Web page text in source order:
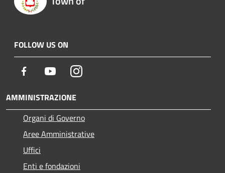
FOLLOW US ON
Facebook YoutubeInstagram
AMMINISTRAZIONE
Organi di Governo
Aree Amministrative
Uffici
Enti e fondazioni